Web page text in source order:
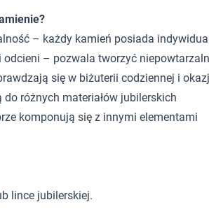
– każdy kamień posiada
– pozwala tworzyć
się w biżuterii codziennej i
różnych materiałów jubilerskich
komponują się z innymi elementami
lince jubilerskiej.